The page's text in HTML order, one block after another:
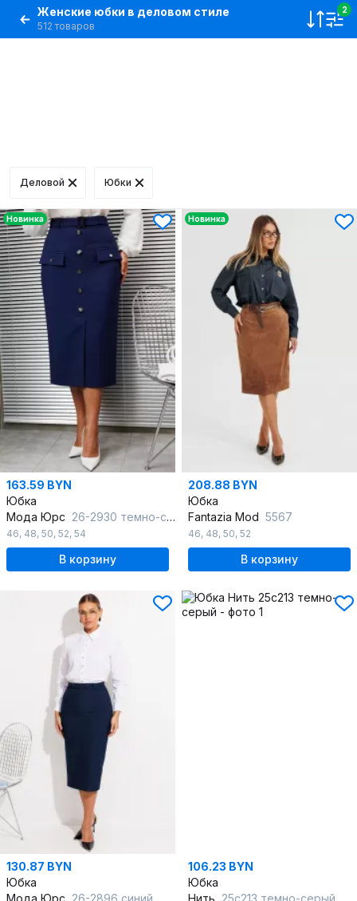
Женские юбки в деловом стиле
512 товаров
2
Деловой Юбки
Новинка
163.59 BYN
Юбка
Мода Юрс 26-2930 темно-синий
46, 48, 50, 52, 54
В корзину
Новинка
208.88 BYN
Юбка
Fantazia Mod 5567
46, 48, 50, 52
В корзину
130.87 BYN
Юбка
106.23 BYN
Юбка